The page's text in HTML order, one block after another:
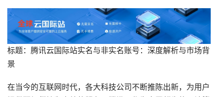
标题：腾讯云国际站实名与非实名账号：深度解析与市场背
景
在当今的互联网时代，各大科技公司不断推陈出新，为用户